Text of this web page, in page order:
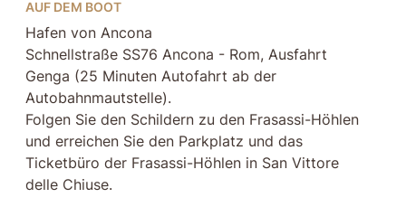
AUF DEM BOOT
Hafen von Ancona
Schnellstraße SS76 Ancona - Rom, Ausfahrt
Genga (25 Minuten Autofahrt ab der
Autobahnmautstelle).
Folgen Sie den Schildern zu den Frasassi-Höhlen
und erreichen Sie den Parkplatz und das
Ticketbüro der Frasassi-Höhlen in San Vittore
delle Chiuse.